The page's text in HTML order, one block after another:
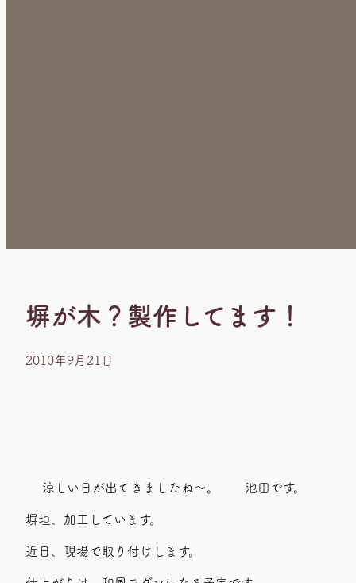
塀が木？製作してます！
2010年9月21日
涼しい日が出てきましたね～。 池田です。
塀垣、加工しています。
近日、現場で取り付けします。